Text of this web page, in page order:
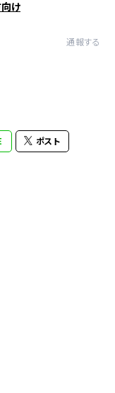
け
通報する
ポスト